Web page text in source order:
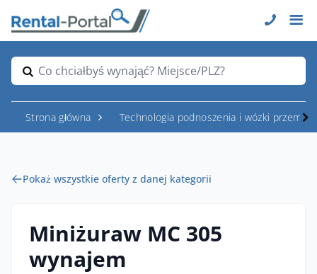
Co chciałbyś wynająć? Miejsce/PLZ?
Strona główna Technologia podnoszenia i wózki
Pokaż wszystkie oferty z danej kategorii
Miniżuraw MC 305
wynajem